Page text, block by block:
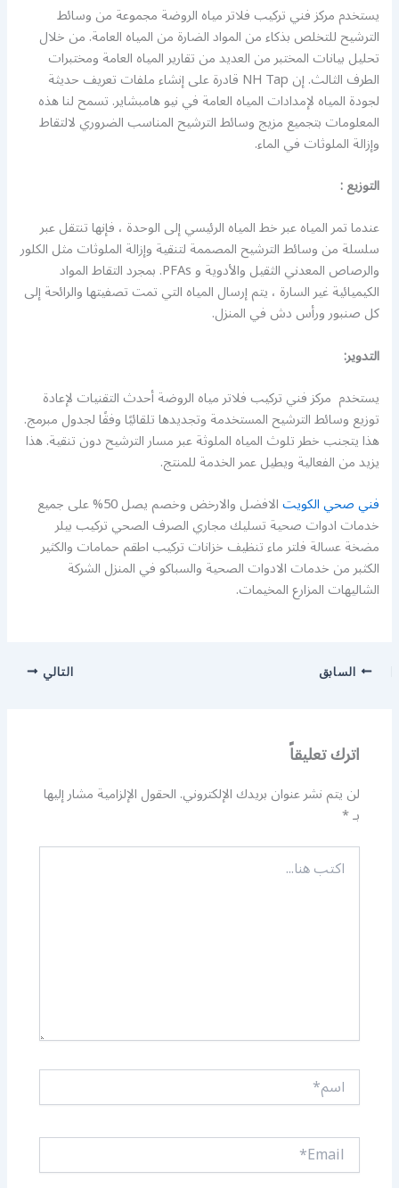
يستخدم مركز فني تركيب فلاتر مياه الروضة مجموعة من وسائط
الترشيح للتخلص بذكاء من المواد الضارة من المياه العامة. من خلال
تحليل بيانات المختبر من العديد من تقارير المياه العامة ومختبرات
الطرف الثالث. إن NH Tap قادرة على إنشاء ملفات تعريف حديثة
لجودة المياه لإمدادات المياه العامة في نيو هامبشاير. تسمح لنا هذه
المعلومات بتجميع مزيج وسائط الترشيح المناسب الضروري لالتقاط
وإزالة الملوثات في الماء.
التوزيع :
عندما تمر المياه عبر خط المياه الرئيسي إلى الوحدة ، فإنها تنتقل عبر
سلسلة من وسائط الترشيح المصممة لتنقية وإزالة الملوثات مثل الكلور
والرصاص المعدني الثقيل والأدوية و PFAs. بمجرد التقاط المواد
الكيميائية غير السارة ، يتم إرسال المياه التي تمت تصفيتها والرائحة إلى
كل صنبور ورأس دش في المنزل.
التدوير:
يستخدم مركز فني تركيب فلاتر مياه الروضة أحدث التقنيات لإعادة
توزيع وسائط الترشيح المستخدمة وتجديدها تلقائيًا وفقًا لجدول مبرمج.
هذا يتجنب خطر تلوث المياه الملوثة عبر مسار الترشيح دون تنقية. هذا
يزيد من الفعالية ويطيل عمر الخدمة للمنتج.
فني صحي الكويت
الافضل والارخض وخصم يصل 50% على جميع
خدمات ادوات صحية تسليك مجاري الصرف الصحي تركيب بيلر
مضخة عسالة فلتر ماء تنظيف خزانات تركيب اطقم حمامات والكثير
الكثبر من خدمات الادوات الصحية والسباكو في المنزل الشركة
الشاليهات المزارع المخيمات.
السابق التالي
اترك تعليقاً
لن يتم نشر عنوان بريدك الإلكتروني.الحقول الإلزامية مشار إليها
بـ*
اكتب
هنا...
اسم*
Email*